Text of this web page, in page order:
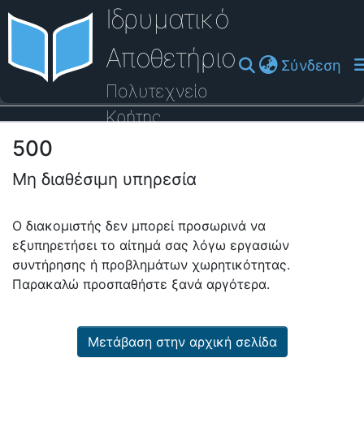
Ιδρυματικό
Αποθετήριο
Πολυτεχνείο
Κρήτης
Σύνδεση
Οδηγός Βοήθειας
500
Μη διαθέσιμη υπηρεσία
Ο διακομιστής δεν μπορεί προσωρινά να
εξυπηρετήσει το αίτημά σας λόγω εργασιών
συντήρησης ή προβλημάτων χωρητικότητας.
Παρακαλώ προσπαθήστε ξανά αργότερα.
Μετάβαση στην αρχική σελίδα